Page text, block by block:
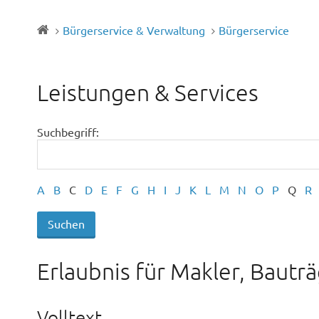
Bürgerservice & Verwaltung Bürgerservice
Leistungen & Services
Suchbegriff:
A B C D E F G H I J K L M N O P Q R
Erlaubnis für Makler,